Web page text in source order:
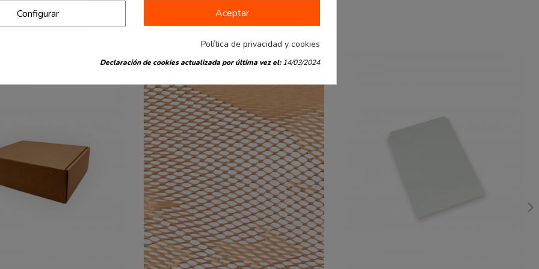
han comprado: Aceptar
Configurar
Política de privacidad y cookies
Declaración de cookies actualizada por última vez el:14/03/2024